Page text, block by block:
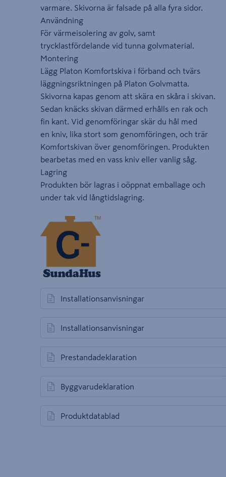
varmare. Skivorna är falsade på alla fyra sidor.
Användning
För värmeisolering av golv, samt
trycklastfördelande vid tunna golvmaterial.
Montering
Lägg Platon Komfortskiva i förband och tvärs
läggningsriktningen på Platon Golvmatta.
Skivorna kapas genom att skära en skåra i skivan.
Sedan knäcks skivan därmed erhålls en rak och
fin kant. Vid genomföringar skär du hål med
en kniv, lika stort som genomföringen, och trär
Komfortskivan över genomföringen. Produkten
bearbetas med en vass kniv eller vanlig såg.
Lagring
Produkten bör lagras i oöppnat emballage och
under tak vid långtidslagring.
Installationsanvisningar
öppnas i en ny flik
Installationsanvisningar
öppnas i en ny flik
Prestandadeklaration
öppnas i en ny flik
Byggvarudeklaration
öppnas i en ny flik
Produktdatablad
öppnas i en ny flik